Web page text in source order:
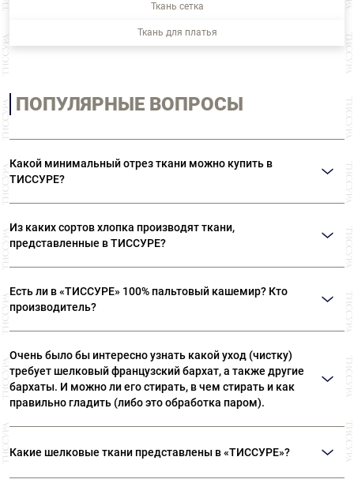
Ткань сетка
Ткань для платья
ПОПУЛЯРНЫЕ ВОПРОСЫ
Какой минимальный отрез ткани можно купить в
ТИССУРЕ?
Из каких сортов хлопка производят ткани,
представленные в ТИССУРЕ?
лучших сортов длинноволокнистого хлопка: Sea Island,
Giza, Tana Low, Supima
Есть ли в «ТИССУРЕ» 100% пальтовый кашемир? Кто
производитель?
пальтовых тканей из 100% кашемира, произведенных
компаниями: Dormeuil (Франция) Agnona (Италия) Luigi
Colombo (Италия) Holland & Sherry (Великобритания)
Очень было бы интересно узнать какой уход (чистку)
требует шелковый французский бархат, а также другие
бархаты. И можно ли его стирать, в чем стирать и как
правильно гладить (либо это обработка паром).
— это целый ритуал. Вы можете положить бархат
ворсом на махровое полотенце или вывернуть вещь
Какие шелковые ткани представлены в «ТИССУРЕ»?